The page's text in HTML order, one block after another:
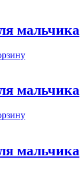
мальчика
мальчика
мальчика